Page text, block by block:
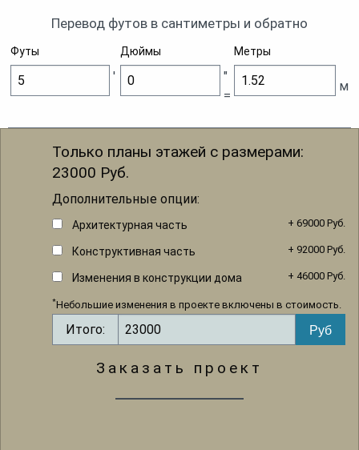
Перевод футов в сантиметры и обратно
Футы Дюймы Метры
'
"
=
м
Только планы этажей с размерами:
23000 Руб.
Дополнительные опции:
Архитектурная часть + 69000 Руб.
Конструктивная часть + 92000 Руб.
Изменения в конструкции дома + 46000 Руб.
*Небольшие изменения в проекте включены в стоимость.
Итого:
Заказать проект